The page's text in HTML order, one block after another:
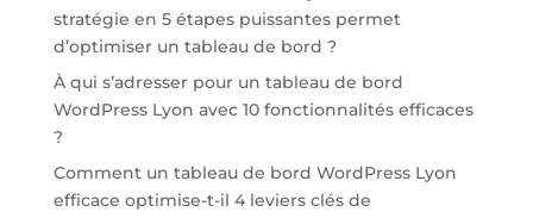
stratégie en 5 étapes puissantes permet
d’optimiser un tableau de bord ?
À qui s’adresser pour un tableau de bord
WordPress Lyon avec 10 fonctionnalités efficaces
?
Comment un tableau de bord WordPress Lyon
efficace optimise-t-il 4 leviers clés de